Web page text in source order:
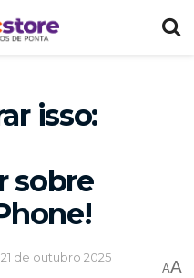
isso:
sobre
21 de outubro 2025
AA